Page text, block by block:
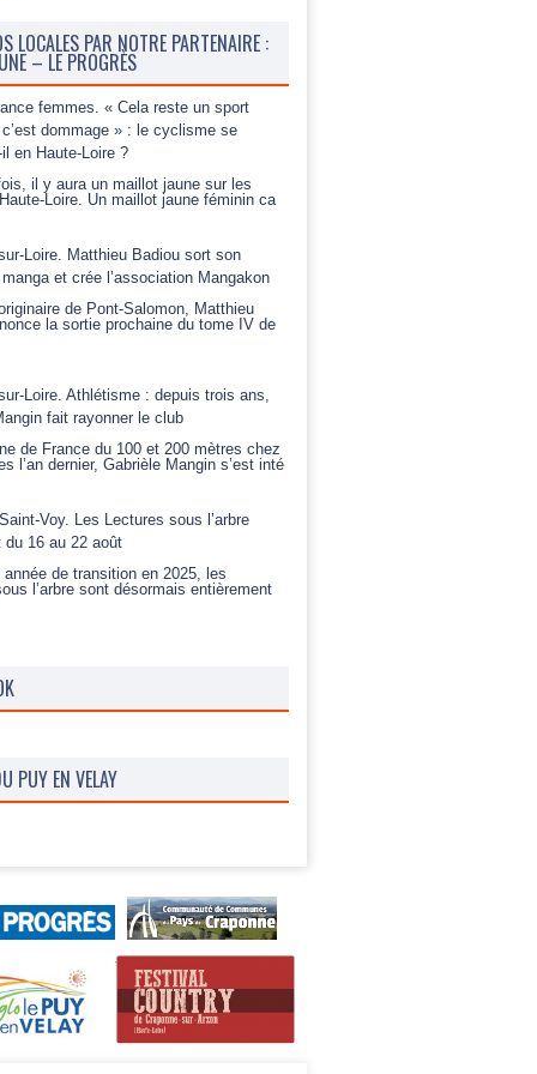
LOCALES PAR NOTRE PARTENAIRE :
– LE PROGRÈS
femmes. « Cela reste un sport
c’est dommage » : le cyclisme se
en Haute-Loire ?
il y aura un maillot jaune sur les
Loire. Un maillot jaune féminin ca
Loire. Matthieu Badiou sort son
et crée l’association Mangakon
de Pont-Salomon, Matthieu
la sortie prochaine du tome IV de
Loire. Athlétisme : depuis trois ans,
fait rayonner le club
de France du 100 et 200 mètres chez
l’an dernier, Gabrièle Mangin s’est inté
Voy. Les Lectures sous l’arbre
du 16 au 22 août
année de transition en 2025, les
l’arbre sont désormais entièrement
PUY EN VELAY